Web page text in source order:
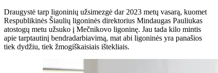
Draugystė tarp ligoninių užsimezgė dar 2023 metų vasarą, kuomet
Respublikinės Šiaulių ligoninės direktorius Mindaugas Pauliukas
atostogų metu užsuko į Mečnikovo ligoninę. Jau tada kilo mintis
apie tarptautinį bendradarbiavimą, mat abi ligoninės yra panašios
tiek dydžiu, tiek žmogiškaisiais ištekliais.